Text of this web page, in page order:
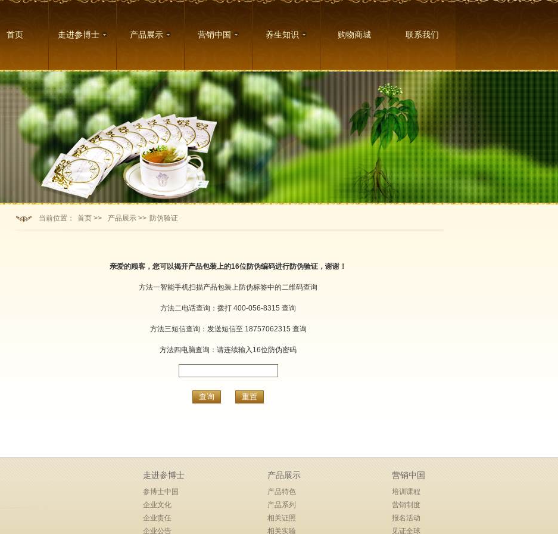
首页 走进参博士 产品展示 营销中国 养生知识 购物商城 联系我们
当前位置： 首页 >> 产品展示 >> 防伪验证
亲爱的顾客，您可以揭开产品包装上的16位防伪编码进行防伪验证，谢谢！
方法一智能手机扫描产品包装上防伪标签中的二维码查询
方法二电话查询：拨打 400-056-8315 查询
方法三短信查询：发送短信至 18757062315 查询
方法四电脑查询：请连续输入16位防伪密码
走进参博士
参博士中国
企业文化
企业责任
企业公告
产品展示
产品特色
产品系列
相关证照
相关实验
营销中国
培训课程
营销制度
报名活动
见证全球